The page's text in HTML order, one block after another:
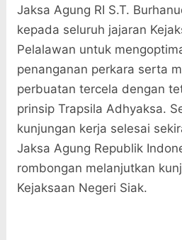
Jaksa Agung RI S.T.
kepada seluruh jajaran
Pelalawan untuk
penanganan perkara serta
perbuatan tercela dengan
prinsip Trapsila Adhyaksa.
kunjungan kerja selesai
Jaksa Agung Republik
rombongan melanjutkan
Kejaksaan Negeri Siak.